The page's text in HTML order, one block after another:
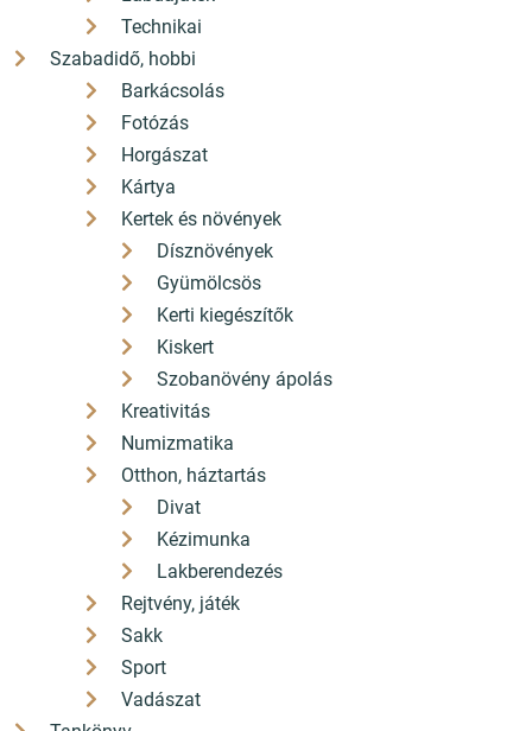
Technikai
Szabadidő, hobbi
Barkácsolás
Fotózás
Horgászat
Kártya
Kertek és növények
Dísznövények
Gyümölcsös
Kerti kiegészítők
Kiskert
Szobanövény ápolás
Kreativitás
Numizmatika
Otthon, háztartás
Divat
Kézimunka
Lakberendezés
Rejtvény, játék
Sakk
Sport
Vadászat